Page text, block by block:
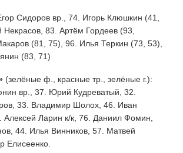
Сидоров вр., 74. Игорь Клюшкин (41,
83. Артём Гордеев (93,
(81, 75), 96. Илья Теркин (73, 53),
(83, 71)
(зелёные ф., красные тр., зелёные г.):
вр., 37. Юрий Кудреватый, 32.
33. Владимир Шолох, 46. Иван
Алексей Ларин к/к, 76. Даниил Фомин,
44. Илья Винников, 57. Матвей
Елисеенко.